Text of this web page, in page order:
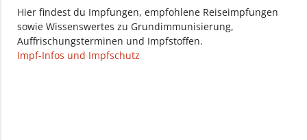
Hier findest du Impfungen, empfohlene Reiseimpfungen
sowie Wissenswertes zu Grundimmunisierung,
Auffrischungsterminen und Impfstoffen.
Impf-Infos und Impfschutz